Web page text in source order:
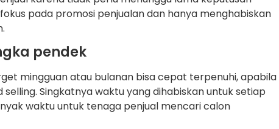
pada promosi penjualan dan hanya menghabiskan
pendek
mingguan atau bulanan bisa cepat terpenuhi, apabila
Singkatnya waktu yang dihabiskan untuk setiap
waktu untuk tenaga penjual mencari calon